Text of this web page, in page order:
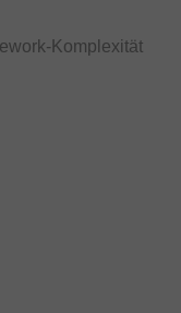
Komplexität